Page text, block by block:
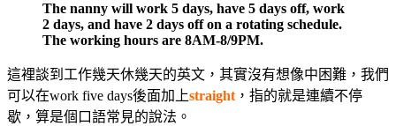
The nanny will work 5 days, have 5 days off, work
2 days, and have 2 days off on a rotating schedule.
The working hours are 8AM-8/9PM.
這裡談到工作幾天休幾天的英文，其實沒有想像中困難，我們
可以在work five days後面加上straight，指的就是連續不停
歇，算是個口語常見的說法。